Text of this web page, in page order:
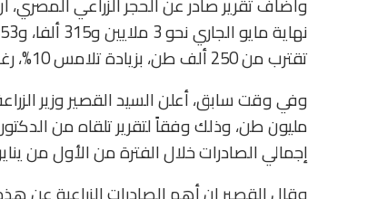
تقترب من 250 ألف طن، بزيادة تلامس 10%، رغم استمرار جائحة كورونا.
مليون طن، وذلك وفقاً لتقرير تلقاه من
إجمالي الصادرات خلال الفترة من الأول من يناير 2021 وحتى 26 مايو